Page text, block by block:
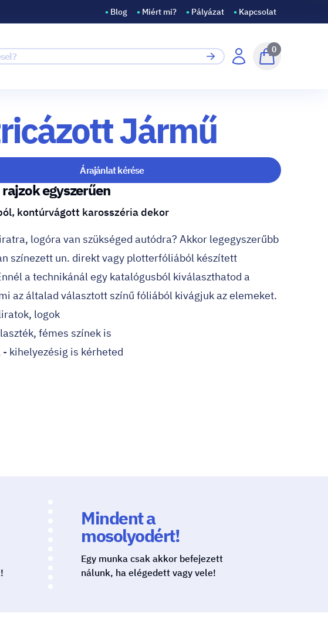
• Blog • Miért mi? • Pályázat • Kapcsolat
0
Jármű
Árajánlat kérése
egyszerűen
kontúrvágott karosszéria dekor
logóra van szükséged autódra? Akkor legegyszerűbb
színezett un. direkt vagy plotterfóliából készített
a technikánál egy katalógusból kiválaszthatod a
az általad választott színű fóliából kivágjuk az elemeket.
logok
fémes színek is
kihelyezésig is kérheted
Mindent a
mosolyodért!
Egy munka csak akkor befejezett
nálunk, ha elégedett vagy vele!